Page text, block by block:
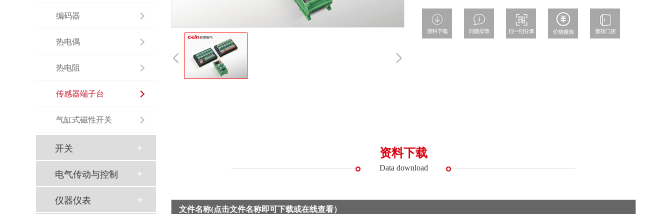
资料下载
Data download
文件名称(点击文件名称即可下载或在线查看）
编码器
热电偶
热电阻
传感器端子台
气缸式磁性开关
开关
电气传动与控制
仪器仪表